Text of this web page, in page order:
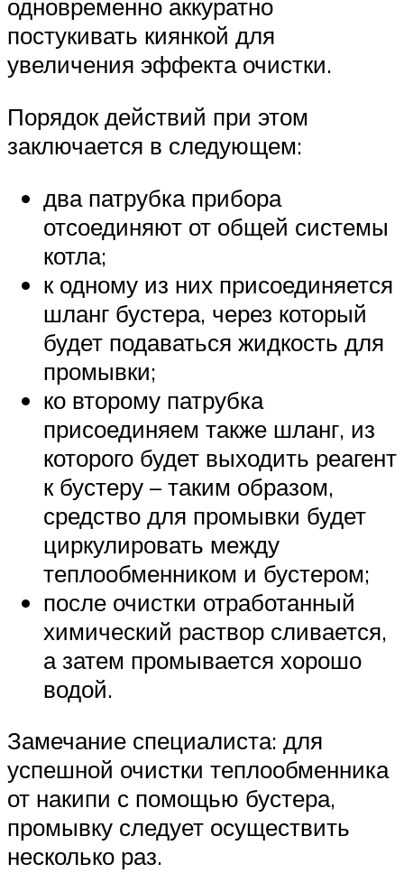
одновременно аккуратно
постукивать киянкой для
увеличения эффекта очистки.
Порядок действий при этом
заключается в следующем:
два патрубка прибора
отсоединяют от общей системы
котла;
к одному из них присоединяется
шланг бустера, через который
будет подаваться жидкость для
промывки;
ко второму патрубка
присоединяем также шланг, из
которого будет выходить реагент
к бустеру – таким образом,
средство для промывки будет
циркулировать между
теплообменником и бустером;
после очистки отработанный
химический раствор сливается,
а затем промывается хорошо
водой.
Замечание специалиста: для
успешной очистки теплообменника
от накипи с помощью бустера,
промывку следует осуществить
несколько раз.